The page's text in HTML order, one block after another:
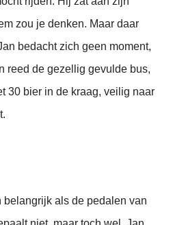
zou je denken. Maar daar
bedacht zich geen moment,
reed de gezellig gevulde bus,
30 bier in de kraag, veilig naar
als de pedalen van